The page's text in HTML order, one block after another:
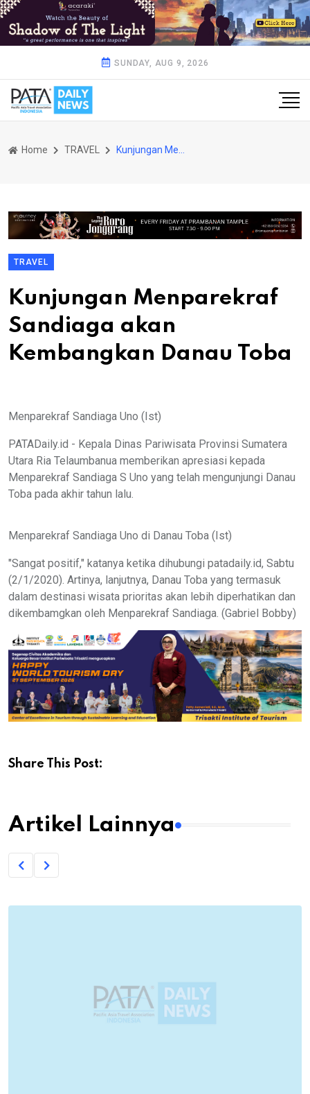
SUNDAY, AUG 9, 2026
Home TRAVEL Kunjungan Menparekraf Sandiaga akan Kembangkan Danau Toba
TRAVEL
Kunjungan Menparekraf
Sandiaga akan
Kembangkan Danau Toba
Menparekraf Sandiaga Uno (Ist)
PATADaily.id - Kepala Dinas Pariwisata Provinsi Sumatera
Utara Ria Telaumbanua memberikan apresiasi kepada
Menparekraf Sandiaga S Uno yang telah mengunjungi Danau
Toba pada akhir tahun lalu.
Menparekraf Sandiaga Uno di Danau Toba (Ist)
"Sangat positif," katanya ketika dihubungi patadaily.id, Sabtu
(2/1/2020). Artinya, lanjutnya, Danau Toba yang termasuk
dalam destinasi wisata prioritas akan lebih diperhatikan dan
dikembamgkan oleh Menparekraf Sandiaga. (Gabriel Bobby)
Share This Post:
Artikel Lainnya